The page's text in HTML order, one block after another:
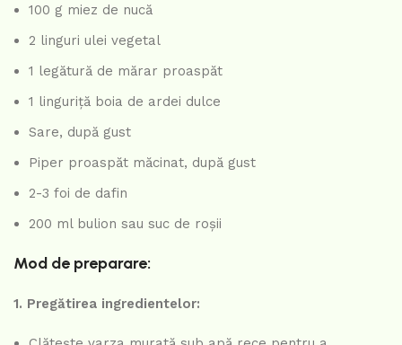
100 g miez de nucă
2 linguri ulei vegetal
1 legătură de mărar proaspăt
1 linguriță boia de ardei dulce
Sare, după gust
Piper proaspăt măcinat, după gust
2-3 foi de dafin
200 ml bulion sau suc de roșii
Mod de preparare:
1. Pregătirea ingredientelor: